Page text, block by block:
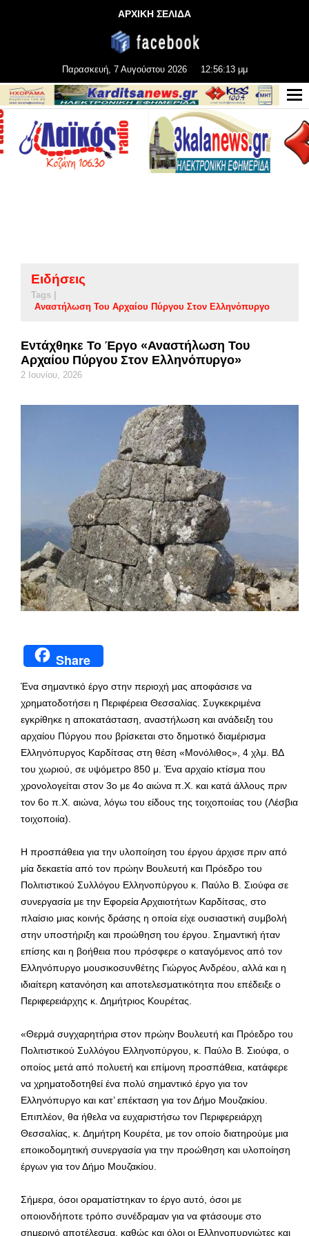
ΑΡΧΙΚΗ ΣΕΛΙΔΑ
Παρασκευή, 7 Αυγούστου 2026 12:56:14 μμ
Ειδήσεις
Tags |
Αναστήλωση Του Αρχαίου Πύργου Στον Ελληνόπυργο
Εντάχθηκε Το Έργο «Αναστήλωση Του
Αρχαίου Πύργου Στον Ελληνόπυργο»
2 Ιουνίου, 2026
Share
Ένα σημαντικό έργο στην περιοχή μας αποφάσισε να
χρηματοδοτήσει η Περιφέρεια Θεσσαλίας. Συγκεκριμένα
εγκρίθηκε η αποκατάσταση, αναστήλωση και ανάδειξη του
αρχαίου Πύργου που βρίσκεται στο δημοτικό διαμέρισμα
Ελληνόπυργος Καρδίτσας στη θέση «Μονόλιθος», 4 χλμ. ΒΔ
του χωριού, σε υψόμετρο 850 μ. Ένα αρχαίο κτίσμα που
χρονολογείται στον 3ο με 4ο αιώνα π.Χ. και κατά άλλους πριν
τον 6ο π.Χ. αιώνα, λόγω του είδους της τοιχοποιίας του (Λέσβια
τοιχοποιία).
Η προσπάθεια για την υλοποίηση του έργου άρχισε πριν από
μία δεκαετία από τον πρώην Βουλευτή και Πρόεδρο του
Πολιτιστικού Συλλόγου Ελληνοπύργου κ. Παύλο Β. Σιούφα σε
συνεργασία με την Εφορεία Αρχαιοτήτων Καρδίτσας, στο
πλαίσιο μιας κοινής δράσης η οποία είχε ουσιαστική συμβολή
στην υποστήριξη και προώθηση του έργου. Σημαντική ήταν
επίσης και η βοήθεια που πρόσφερε ο καταγόμενος από τον
Ελληνόπυργο μουσικοσυνθέτης Γιώργος Ανδρέου, αλλά και η
ιδιαίτερη κατανόηση και αποτελεσματικότητα που επέδειξε ο
Περιφερειάρχης κ. Δημήτριος Κουρέτας.
«Θερμά συγχαρητήρια στον πρώην Βουλευτή και Πρόεδρο του
Πολιτιστικού Συλλόγου Ελληνοπύργου, κ. Παύλο Β. Σιούφα, ο
οποίος μετά από πολυετή και επίμονη προσπάθεια, κατάφερε
να χρηματοδοτηθεί ένα πολύ σημαντικό έργο για τον
Ελληνόπυργο και κατ’ επέκταση για τον Δήμο Μουζακίου.
Επιπλέον, θα ήθελα να ευχαριστήσω τον Περιφερειάρχη
Θεσσαλίας, κ. Δημήτρη Κουρέτα, με τον οποίο διατηρούμε μια
εποικοδομητική συνεργασία για την προώθηση και υλοποίηση
έργων για τον Δήμο Μουζακίου.
Σήμερα, όσοι οραματίστηκαν το έργο αυτό, όσοι με
οποιονδήποτε τρόπο συνέδραμαν για να φτάσουμε στο
σημερινό αποτέλεσμα, καθώς και όλοι οι Ελληνοπυργιώτες και